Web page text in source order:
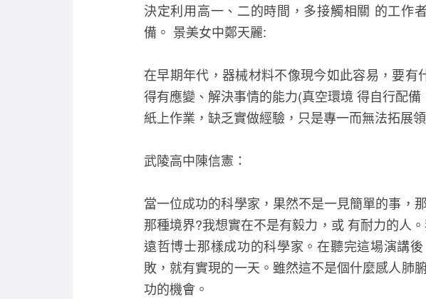
決定利用高一、二的時間，多接觸相關 的工作
備。 景美女中鄭天麗:
在早期年代，器械材料不像現今如此容易，要
得有應變、解決事情的能力(真空環境 得自行配
紙上作業，缺乏實做經驗，只是專一而無法拓展
武陵高中陳信憲：
當一位成功的科學家，果然不是一見簡單的事，
那種境界?我想實在不是有毅力，或 有耐力的人
遠哲博士那樣成功的科學家。在聽完這場演講
敗，就有實現的一天。雖然這不是個什麼感人肺
功的機會。